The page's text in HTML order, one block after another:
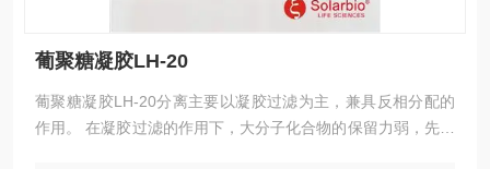
葡聚糖凝胶LH-20
葡聚糖凝胶LH-20分离主要以凝胶过滤为主，兼具反相分配的
作用。 在凝胶过滤的作用下，大分子化合物的保留力弱，先被